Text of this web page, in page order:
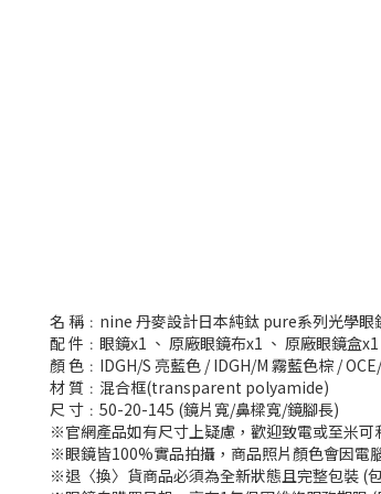
名 稱﹕nine 丹麥設計日本純鈦 pure系列光學眼
配 件﹕眼鏡x1 、 原廠眼鏡布x1 、 原廠眼鏡盒x1
顏 色﹕IDGH/S 亮藍色 / IDGH/M 霧藍色棕 /
材 質﹕混合框(transparent polyamide)
尺 寸﹕50-20-145 (鏡片寬/鼻樑寬/鏡腳長)
※官網產品如有尺寸上疑慮，歡迎致電或至米可
※眼鏡皆100%實品拍攝，商品照片顏色會因電
※退〈換〉貨商品必須為全新狀態且完整包裝 (